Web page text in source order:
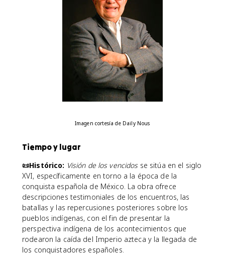
Imagen cortesía de Daily Nous
Tiempo y lugar
📜Histórico: Visión de los vencidosse sitúa en el siglo
XVI, específicamente en torno a la época de la
conquista española de México. La obra ofrece
descripciones testimoniales de los encuentros, las
batallas y las repercusiones posteriores sobre los
pueblos indígenas, con el fin de presentar la
perspectiva indígena de los acontecimientos que
rodearon la caída del Imperio azteca y la llegada de
los conquistadores españoles.